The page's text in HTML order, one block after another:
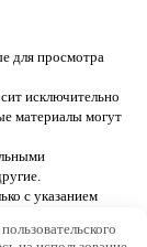
для просмотра
исключительно
материалы могут
с указанием